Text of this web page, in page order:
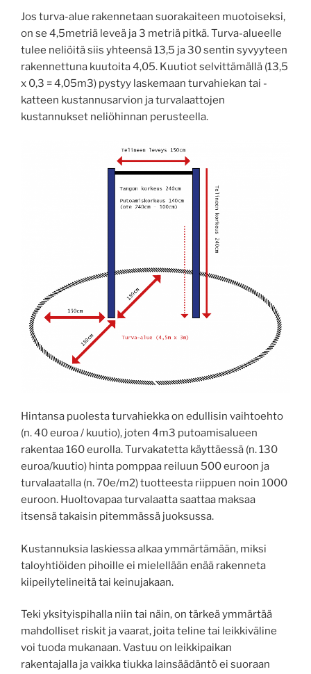
Jos turva-alue rakennetaan suorakaiteen muotoiseksi,
on se 4,5metriä leveä ja 3 metriä pitkä. Turva-alueelle
tulee neliöitä siis yhteensä 13,5 ja 30 sentin syvyyteen
rakennettuna kuutoita 4,05. Kuutiot selvittämällä (13,5
x 0,3 = 4,05m3) pystyy laskemaan turvahiekan tai -
katteen kustannusarvion ja turvalaattojen
kustannukset neliöhinnan perusteella.
Hintansa puolesta turvahiekka on edullisin vaihtoehto
(n. 40 euroa / kuutio), joten 4m3 putoamisalueen
rakentaa 160 eurolla. Turvakatetta käyttäessä (n. 130
euroa/kuutio) hinta pomppaa reiluun 500 euroon ja
turvalaatalla (n. 70e/m2) tuotteesta riippuen noin 1000
euroon. Huoltovapaa turvalaatta saattaa maksaa
itsensä takaisin pitemmässä juoksussa.
Kustannuksia laskiessa alkaa ymmärtämään, miksi
taloyhtiöiden pihoille ei mielellään enää rakenneta
kiipeilytelineitä tai keinujakaan.
Teki yksityispihalla niin tai näin, on tärkeä ymmärtää
mahdolliset riskit ja vaarat, joita teline tai leikkiväline
voi tuoda mukanaan. Vastuu on leikkipaikan
rakentajalla ja vaikka tiukka lainsäädäntö ei suoraan